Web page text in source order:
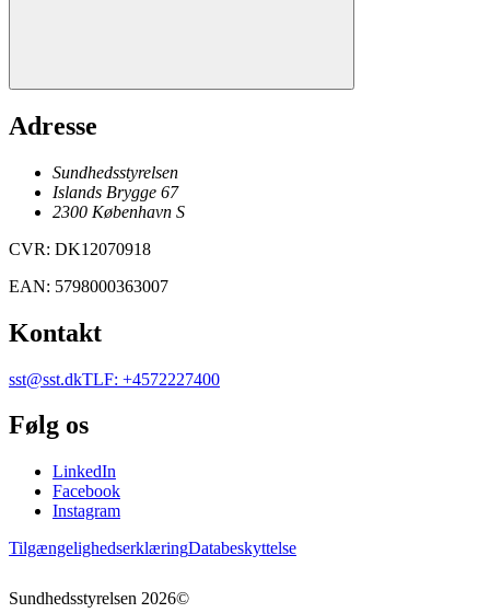
Adresse
Sundhedsstyrelsen
Islands Brygge 67
2300 København S
CVR: DK12070918
EAN: 5798000363007
Kontakt
sst@sst.dkTLF: +4572227400
Følg os
LinkedIn
Facebook
Instagram
TilgængelighedserklæringDatabeskyttelse
Sundhedsstyrelsen 2026©